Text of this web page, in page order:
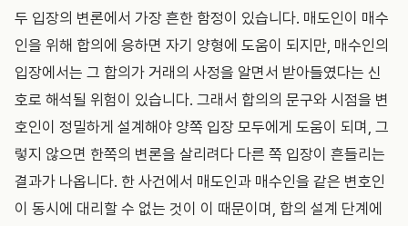
두 입장의 변론에서 가장 흔한 함정이 있습니다. 매도인이 매수
인을 위해 합의에 응하면 자기 양형에 도움이 되지만, 매수인의
입장에서는 그 합의가 거래의 사정을 알면서 받아들였다는 신
호로 해석될 위험이 있습니다. 그래서 합의의 문구와 시점을 변
호인이 정밀하게 설계해야 양쪽 입장 모두에게 도움이 되며, 그
렇지 않으면 한쪽의 변론을 살리려다 다른 쪽 입장이 흔들리는
결과가 나옵니다. 한 사건에서 매도인과 매수인을 같은 변호인
이 동시에 대리할 수 없는 것이 이 때문이며, 합의 설계 단계에